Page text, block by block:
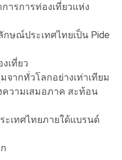
ารการท่องเที่ยวแห่ง
ษณ์ประเทศไทยเป็น Pide
เที่ยว
ากทั่วโลกอย่างเท่าเทียม
ความเสมอภาค สะท้อน
เทศไทยภายใด้แบรนด์